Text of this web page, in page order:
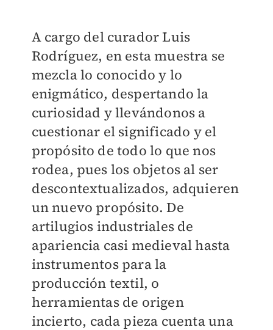
A cargo del curador Luis
Rodríguez, en esta muestra se
mezcla lo conocido y lo
enigmático, despertando la
curiosidad y llevándonos a
cuestionar el significado y el
propósito de todo lo que nos
rodea, pues los objetos al ser
descontextualizados, adquieren
un nuevo propósito. De
artilugios industriales de
apariencia casi medieval hasta
instrumentos para la
producción textil, o
herramientas de origen
incierto, cada pieza cuenta una